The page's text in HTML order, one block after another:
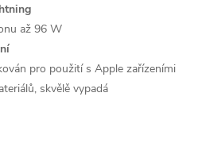
až 96 W
pro použití s Apple zařízeními
skvělě vypadá